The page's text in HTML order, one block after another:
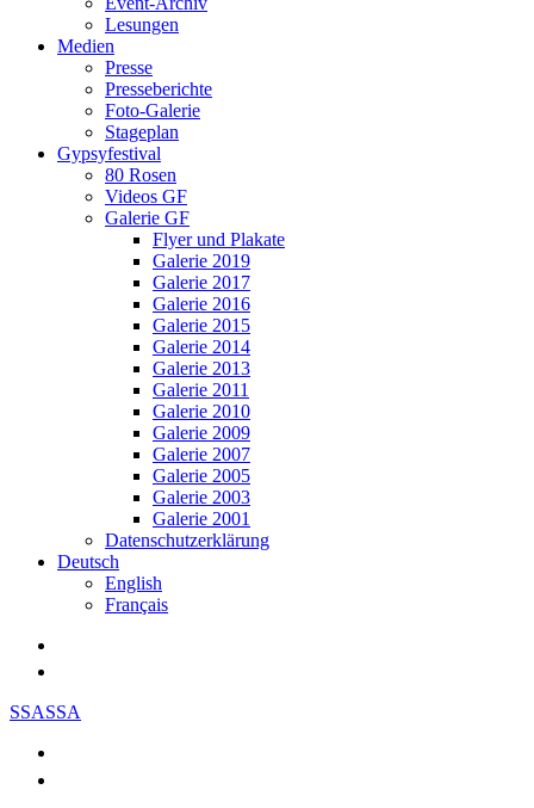
Lesungen
Medien
Presse
Presseberichte
Foto-Galerie
Stageplan
Gypsyfestival
80 Rosen
Videos GF
Galerie GF
Flyer und Plakate
Galerie 2019
Galerie 2017
Galerie 2016
Galerie 2015
Galerie 2014
Galerie 2013
Galerie 2011
Galerie 2010
Galerie 2009
Galerie 2007
Galerie 2005
Galerie 2003
Galerie 2001
Datenschutzerklärung
Deutsch
English
Français
SSASSA